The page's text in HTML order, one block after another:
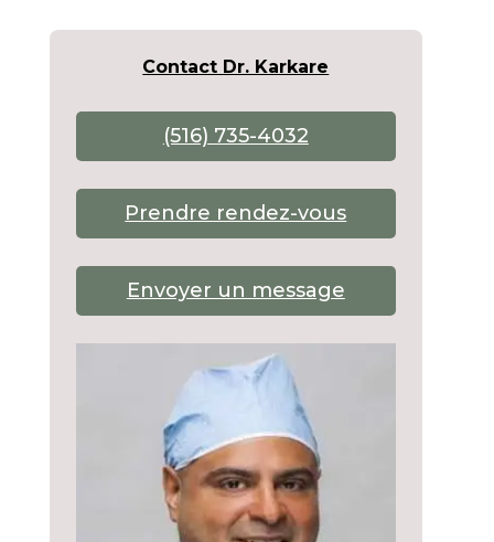
Contact Dr. Karkare
(516) 735-4032
Prendre rendez-vous
Envoyer un message